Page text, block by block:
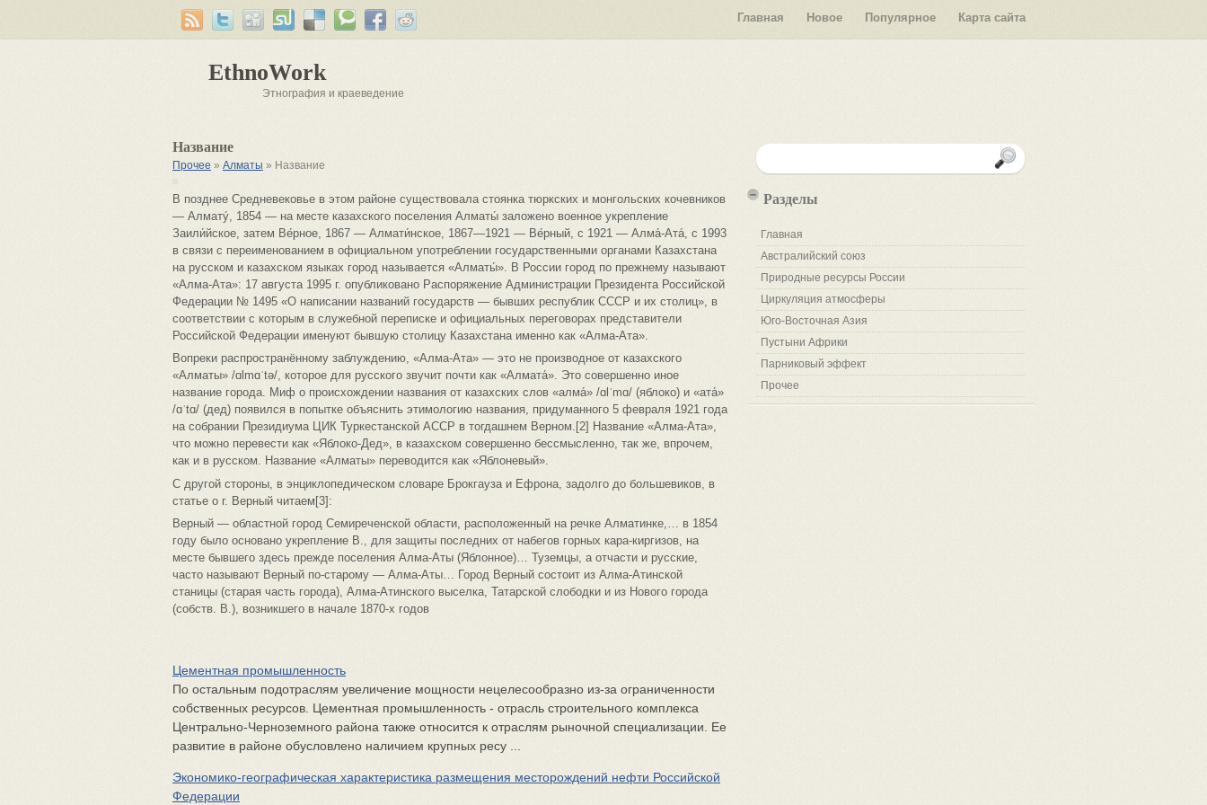
EthnoWork
Этнография и краеведение
Главная Новое Популярное Карта сайта
Название
Прочее » Алматы » Название
В позднее Средневековье в этом районе существовала стоянка тюркских и монгольских кочевников
— Алмату́, 1854 — на месте казахского поселения Алматы́ заложено военное укрепление
Заили́йское, затем Ве́рное, 1867 — Алмати́нское, 1867—1921 — Ве́рный, с 1921 — Алма́-Ата́, с 1993
в связи с переименованием в официальном употреблении государственными органами Казахстана
на русском и казахском языках город называется «Алматы́». В России город по прежнему называют
«Алма-Ата»: 17 августа 1995 г. опубликовано Распоряжение Администрации Президента Российской
Федерации № 1495 «О написании названий государств — бывших республик СССР и их столиц», в
соответствии с которым в служебной переписке и официальных переговорах представители
Российской Федерации именуют бывшую столицу Казахстана именно как «Алма-Ата».
Вопреки распространённому заблуждению, «Алма-Ата» — это не производное от казахского
«Алматы» /ɑlmɑˈtə/, которое для русского звучит почти как «Алмата́». Это совершенно иное
название города. Миф о происхождении названия от казахских слов «алма́» /ɑlˈmɑ/ (яблоко) и «ата́»
/ɑˈtɑ/ (дед) появился в попытке объяснить этимологию названия, придуманного 5 февраля 1921 года
на собрании Президиума ЦИК Туркестанской АССР в тогдашнем Верном.[2] Название «Алма-Ата»,
что можно перевести как «Яблоко-Дед», в казахском совершенно бессмысленно, так же, впрочем,
как и в русском. Название «Алматы» переводится как «Яблоневый».
С другой стороны, в энциклопедическом словаре Брокгауза и Ефрона, задолго до большевиков, в
статье о г. Верный читаем[3]:
Верный — областной город Семиреченской области, расположенный на речкe Алматинке,… в 1854
году было основано укрепление В., для защиты последних от набегов горных кара-киргизов, на
месте бывшего здесь прежде поселения Алма-Аты (Яблонное)… Туземцы, а отчасти и русские,
часто называют Верный по-старому — Алма-Аты… Город Верный состоит из Алма-Атинской
станицы (старая часть города), Алма-Атинского выселка, Татарской слободки и из Нового города
(собств. В.), возникшего в начале 1870-х годов
Цементная промышленность
По остальным подотраслям увеличение мощности нецелесообразно из-за ограниченности
собственных ресурсов. Цементная промышленность - отрасль строительного комплекса
Центрально-Черноземного района также относится к отраслям рыночной специализации. Ее
развитие в районе обусловлено наличием крупных ресу ...
Экономико-географическая характеристика размещения месторождений нефти Российской
Федерации
Разделы
Главная
Австралийский союз
Природные ресурсы России
Циркуляция атмосферы
Юго-Восточная Азия
Пустыни Африки
Парниковый эффект
Прочее